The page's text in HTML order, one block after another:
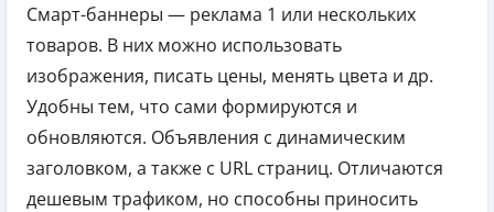
Смарт-баннеры — реклама 1 или нескольких
товаров. В них можно использовать
изображения, писать цены, менять цвета и др.
Удобны тем, что сами формируются и
обновляются. Объявления с динамическим
заголовком, а также с URL страниц. Отличаются
дешевым трафиком, но способны приносить